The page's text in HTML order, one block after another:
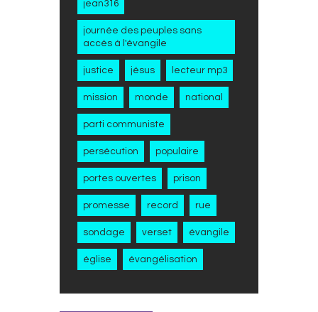
jean316
journée des peuples sans
accès à l'évangile
justice jésus lecteur mp3
mission monde national
parti communiste
persécution populaire
portes ouvertes prison
promesse record rue
sondage verset évangile
église évangélisation